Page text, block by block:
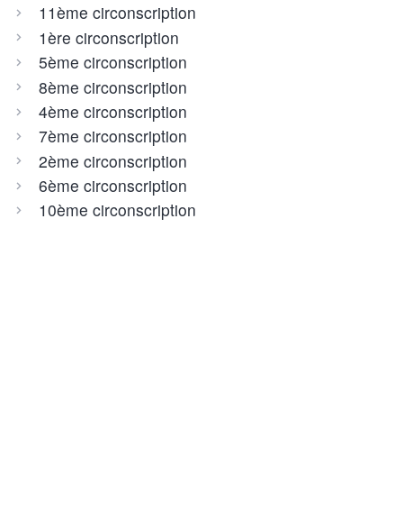
11ème circonscription
1ère circonscription
5ème circonscription
8ème circonscription
4ème circonscription
7ème circonscription
2ème circonscription
6ème circonscription
10ème circonscription